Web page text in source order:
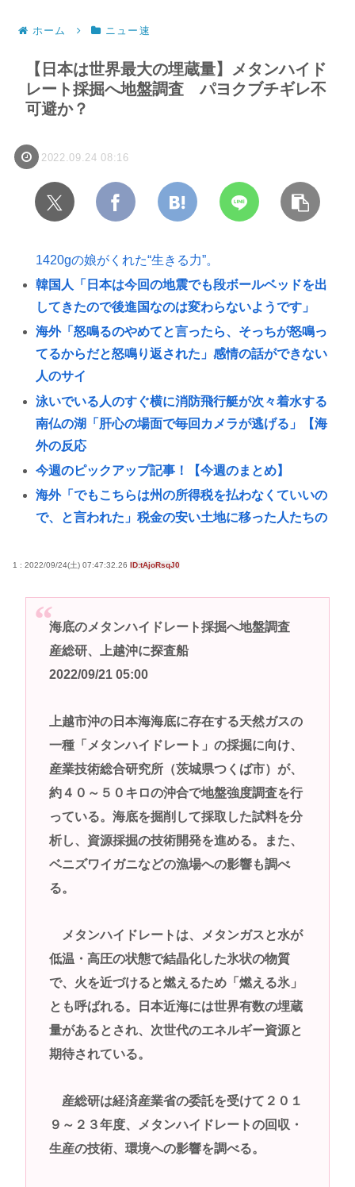
ホーム ニュー速
【日本は世界最大の埋蔵量】メタンハイド
レート採掘へ地盤調査 パヨクブチギレ不
可避か？
2022.09.24 08:16
1420gの娘がくれた“生きる力”。
韓国人「日本は今回の地震でも段ボールベッドを出
してきたので後進国なのは変わらないようです」
海外「怒鳴るのやめてと言ったら、そっちが怒鳴っ
てるからだと怒鳴り返された」感情の話ができない
人のサイ
泳いでいる人のすぐ横に消防飛行艇が次々着水する
南仏の湖「肝心の場面で毎回カメラが逃げる」【海
外の反応
今週のピックアップ記事！【今週のまとめ】
海外「でもこちらは州の所得税を払わなくていいの
で、と言われた」税金の安い土地に移った人たちの
路上で小学生に痴漢行為 男子高校生（16）逮捕
いが止まらんどすえ！」連結経常利益は前年同期比
2.2倍の2061億円に
いまさらps5買ってもいいかな？
コーエイテクモ、ライザとおしゃべりできるゲーム
女子高生さん、顔面にクマ撃退スプレーを噴射され
て救助要請してしまう
高市早苗さん、憧れのバンドを官邸に招き、自身の
サイン入りドラム・スティックをプレゼントw
若くて美人なママと親友の淫らな行為内容を毎回聞
かされる「女神の加護を受けしママのサーガ」3巻 今
ガチで “ママ” ブーム来てるよな
ポケカ資産が100万円超えた男の子www
まれるの？
中国のメスガキ、民度が終わりすぎてる
Powered by livedoor 相互RSS
1 : 2022/09/24(土) 07:47:32.26 ID:tAjoRsqJ0
海底のメタンハイドレート採掘へ地盤調査
産総研、上越沖に探査船
2022/09/21 05:00
上越市沖の日本海海底に存在する天然ガスの
一種「メタンハイドレート」の採掘に向け、
産業技術総合研究所（茨城県つくば市）が、
約４０～５０キロの沖合で地盤強度調査を行
っている。海底を掘削して採取した試料を分
析し、資源採掘の技術開発を進める。また、
ベニズワイガニなどの漁場への影響も調べ
る。
メタンハイドレートは、メタンガスと水が
低温・高圧の状態で結晶化した氷状の物質
で、火を近づけると燃えるため「燃える氷」
とも呼ばれる。日本近海には世界有数の埋蔵
量があるとされ、次世代のエネルギー資源と
期待されている。
産総研は経済産業省の委託を受けて２０１
９～２３年度、メタンハイドレートの回収・
生産の技術、環境への影響を調べる。